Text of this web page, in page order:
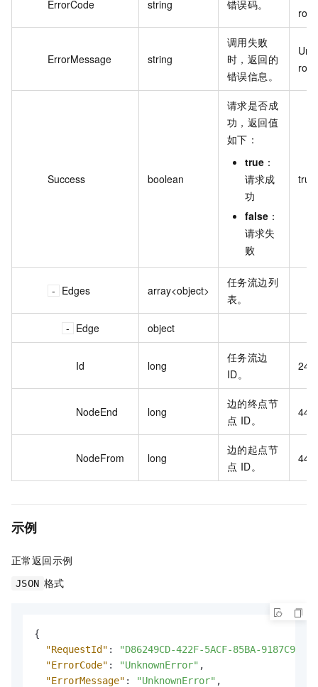
ErrorCode string 错误码。
ror
ErrorMessage string
调用失败
时，返回的
错误信息。
ror
Success boolean
请求是否成
功，返回值
如下：
true ：
请求成
功
false ：
请求失
败
true
Edges array<object>
任务流边列
表。
Edge object
Id long
任务流边
ID。
NodeEnd long
边的终点节
点 ID。
NodeFrom long
边的起点节
点 ID。
示例
正常返回示例
JSON 格式
{
"RequestId" :
"D86249CD-422F-5ACF-85BA-
"ErrorCode" : "UnknownError" ,
"ErrorMessage" : "UnknownError" ,